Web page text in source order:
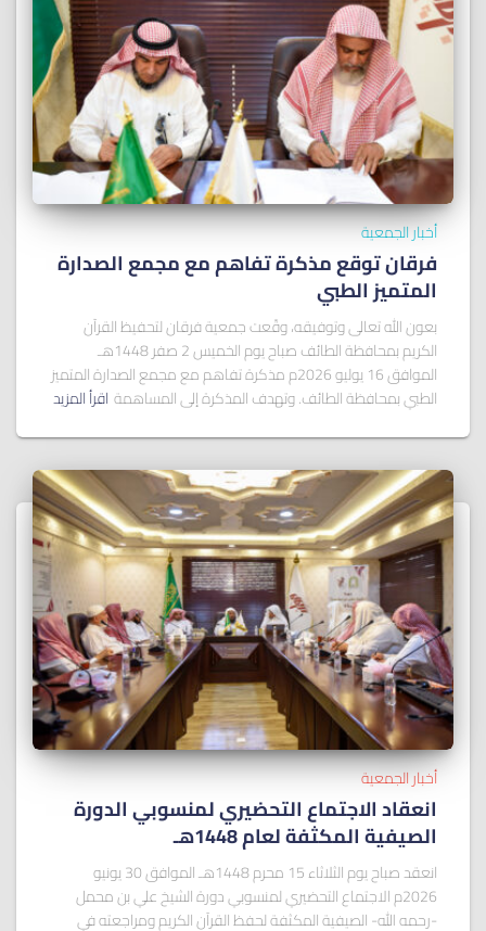
أخبار الجمعية
فرقان توقع مذكرة تفاهم مع مجمع الصدارة
المتميز الطبي
بعون الله تعالى وتوفيقه، وقّعت جمعية فرقان لتحفيظ القرآن
الكريم بمحافظة الطائف صباح يوم الخميس 2 صفر 1448هـ
الموافق 16 يوليو 2026م مذكرة تفاهم مع مجمع الصدارة المتميز
الطبي بمحافظة الطائف. وتهدف المذكرة إلى المساهمة اقرأ المزيد
أخبار الجمعية
انعقاد الاجتماع التحضيري لمنسوبي الدورة
الصيفية المكثفة لعام 1448هـ
انعقد صباح يوم الثلاثاء 15 محرم 1448هـ الموافق 30 يونيو
2026م الاجتماع التحضيري لمنسوبي دورة الشيخ علي بن محمل
-رحمه الله- الصيفية المكثفة لحفظ القرآن الكريم ومراجعته في